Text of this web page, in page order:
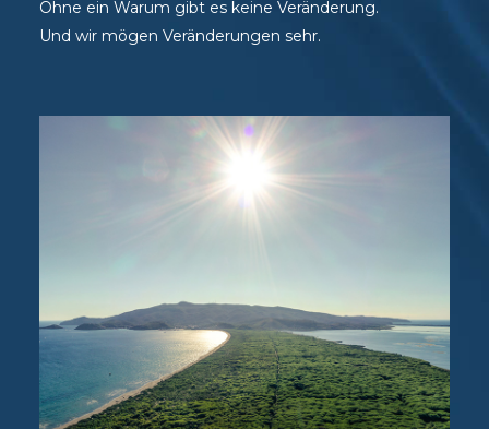
Ohne ein Warum gibt es keine Veränderung.
Und wir mögen Veränderungen sehr.